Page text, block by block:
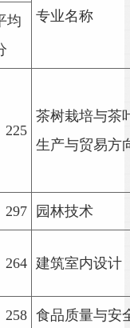
专业名称
均
225
茶树栽培与茶
生产与贸易方
297 园林技术
264 建筑室内设计
258 食品质量与安